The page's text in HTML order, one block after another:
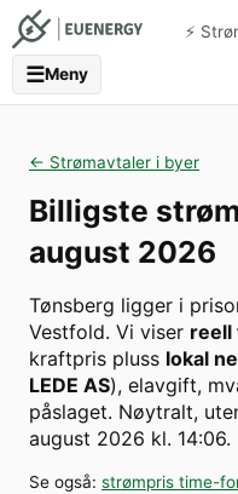
⚡️
☰Meny
← Strømavtaler i byer
Billigste
august 2026
Tønsberg ligger i
Vestfold. Vi viser reell
kraftpris pluss lokal
LEDE AS), elavgift,
påslaget. Nøytralt,
august 2026 kl. 14:06.
Se også: strømpris time-